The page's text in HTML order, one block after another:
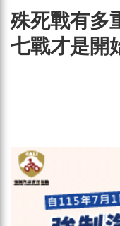
殊死戰有多
七戰才是開